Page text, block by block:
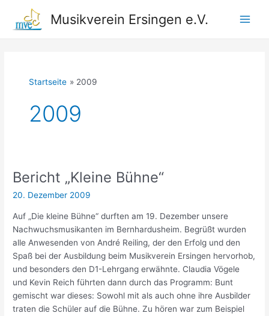
springen
Musikverein Ersingen e.V.
Startseite 2009
2009
Bericht „Kleine Bühne“
20. Dezember 2009
Auf „Die kleine Bühne“ durften am 19. Dezember unsere
Nachwuchsmusikanten im Bernhardusheim. Begrüßt wurden
alle Anwesenden von André Reiling, der den Erfolg und den
Spaß bei der Ausbildung beim Musikverein Ersingen hervorhob,
und besonders den D1-Lehrgang erwähnte. Claudia Vögele
und Kevin Reich führten dann durch das Programm: Bunt
gemischt war dieses: Sowohl mit als auch ohne ihre Ausbilder
traten die Schüler auf die Bühne. Zu hören war zum Beispiel